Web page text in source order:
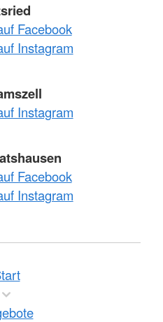
Facebook
Instagram
Instagram
Facebook
Instagram